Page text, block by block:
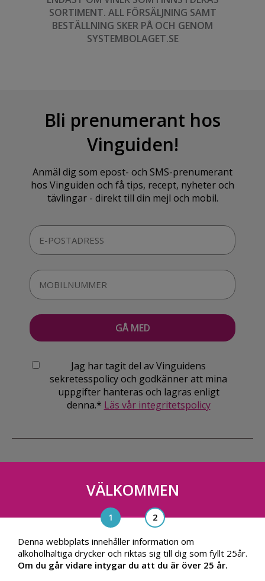
SORTIMENT. ALL FÖRSÄLJNING SAMT
BESTÄLLNING SKER PÅ OCH GENOM
SYSTEMBOLAGET.SE
Bli prenumerant hos
Vinguiden!
Anmäl dig som epost- och SMS-prenumerant
hos Vinguiden och få tips, recept, nyheter och
tävlingar - direkt till din mejl och mobil.
Jag har tagit del av Vinguidens
sekretesspolicy och godkänner att mina
uppgifter hanteras och lagras enligt
denna.* Läs vår integritetspolicy
Vinguiden Nordic AB
Blasieholmsgatan 4A, 111 48, Stockholm
info@vinguiden.com
VÄLKOMMEN
Denna webbplats innehåller information om
alkoholhaltiga drycker och riktas sig till dig som fyllt 25år.
Om du går vidare intygar du att du är över 25 år.